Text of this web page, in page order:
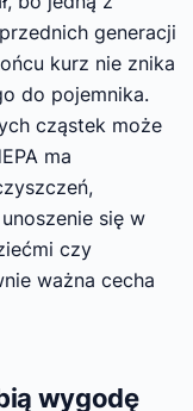
generacji
kurz nie znika
do pojemnika.
cząstek może
ma
się w
czy
ważna cecha
wygodę